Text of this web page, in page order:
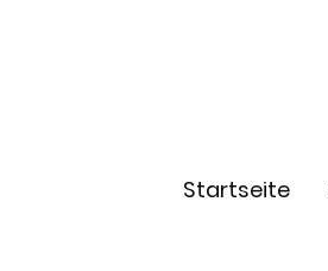
Startseite